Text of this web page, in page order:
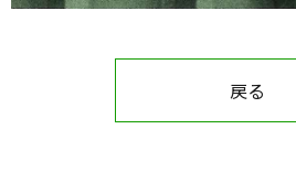
戻る